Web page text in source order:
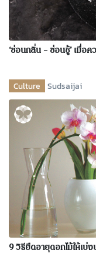
‘ซ่อนกลิ่น – ซ่อนชู้’ เมื่อ
Culture Sudsaijai
9 วิธียืดอายุดอกไม้ให้เบ่